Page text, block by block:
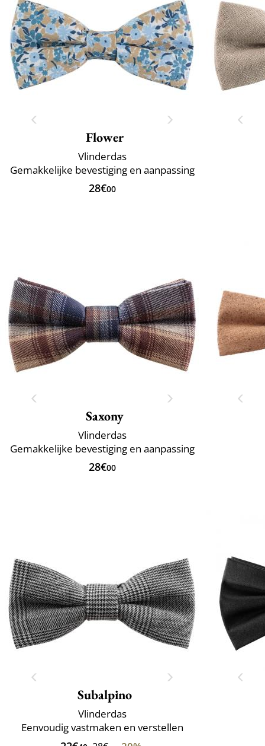
Flower
Vlinderdas
Gemakkelijke bevestiging en aanpassing
28€00
Saxony
Vlinderdas
Gemakkelijke bevestiging en aanpassing
28€00
Subalpino
Vlinderdas
Eenvoudig vastmaken en verstellen